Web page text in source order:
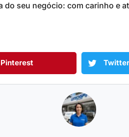
do seu negócio: com carinho e
Pinterest Twitter